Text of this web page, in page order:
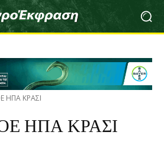
ΗΠΑ ΚΡΑΣΙ
ΗΠΑ ΚΡΑΣΙ